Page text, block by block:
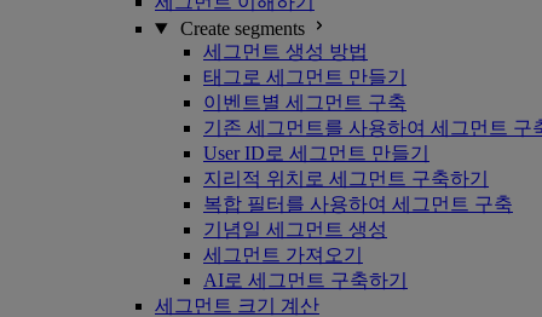
Create segments
세그먼트 생성 방법
태그로 세그먼트 만들기
이벤트별 세그먼트 구축
기존 세그먼트를 사용하여 세그먼트 구
User ID로 세그먼트 만들기
지리적 위치로 세그먼트 구축하기
복합 필터를 사용하여 세그먼트 구축
기념일 세그먼트 생성
세그먼트 가져오기
AI로 세그먼트 구축하기
세그먼트 크기 계산